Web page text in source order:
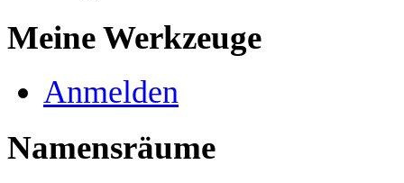
Meine Werkzeuge
Anmelden
Namensräume